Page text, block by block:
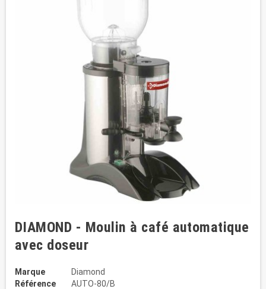
DIAMOND - Moulin à café automatique
avec doseur
Marque
Diamond
Référence
AUTO-80/B